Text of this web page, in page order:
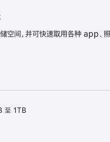
空间，并可快速取用各种 app、照
至 1TB